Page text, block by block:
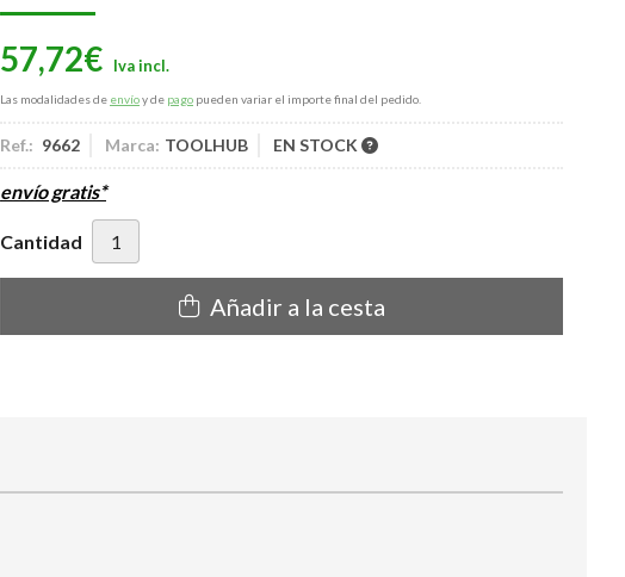
57,72€
Las modalidades de envíoy de pago pueden variar el importe final del pedido.
Ref.: 9662 Marca: TOOLHUB EN STOCK
envío gratis*
Cantidad
Añadir a la cesta